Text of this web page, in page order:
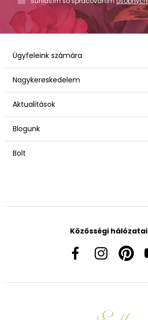
Ügyfeleink számára
Nagykereskedelem
Aktualitások
Blogunk
Bolt
Közösségi